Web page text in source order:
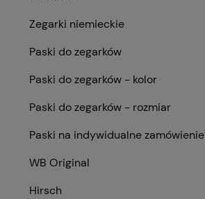
Zegarki niemieckie
Paski do zegarków
Paski do zegarków - kolor
Paski do zegarków - rozmiar
Paski na indywidualne zamówienie
WB Original
Hirsch